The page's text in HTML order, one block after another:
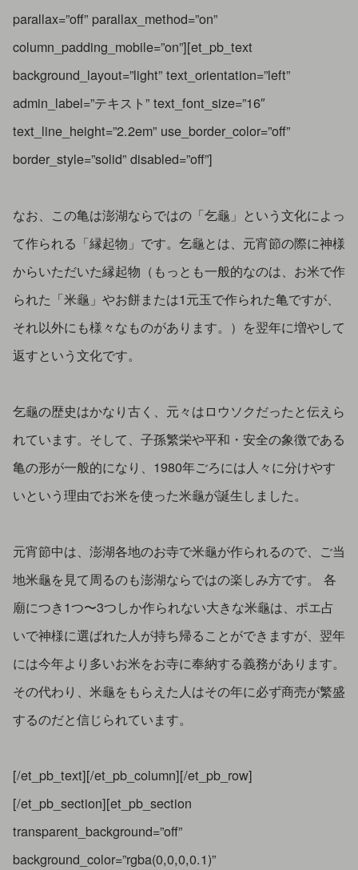
parallax=”off” parallax_method=”on”
column_padding_mobile=”on”][et_pb_text
background_layout=”light” text_orientation=”left”
admin_label=”テキスト” text_font_size=”16″
text_line_height=”2.2em” use_border_color=”off”
border_style=”solid” disabled=”off”]
なお、この亀は澎湖ならではの「乞龜」という文化によっ
て作られる「縁起物」です。乞龜とは、元宵節の際に神様
からいただいた縁起物（もっとも一般的なのは、お米で作
られた「米龜」やお餅または1元玉で作られた亀ですが、
それ以外にも様々なものがあります。）を翌年に増やして
返すという文化です。
乞龜の歴史はかなり古く、元々はロウソクだったと伝えら
れています。そして、子孫繁栄や平和・安全の象徴である
亀の形が一般的になり、1980年ごろには人々に分けやす
いという理由でお米を使った米龜が誕生しました。
元宵節中は、澎湖各地のお寺で米龜が作られるので、ご当
地米龜を見て周るのも澎湖ならではの楽しみ方です。 各
廟につき1つ〜3つしか作られない大きな米龜は、ポエ占
いで神様に選ばれた人が持ち帰ることができますが、翌年
には今年より多いお米をお寺に奉納する義務があります。
その代わり、米龜をもらえた人はその年に必ず商売が繁盛
するのだと信じられています。
[/et_pb_text][/et_pb_column][/et_pb_row]
[/et_pb_section][et_pb_section
transparent_background=”off”
background_color=”rgba(0,0,0,0.1)”